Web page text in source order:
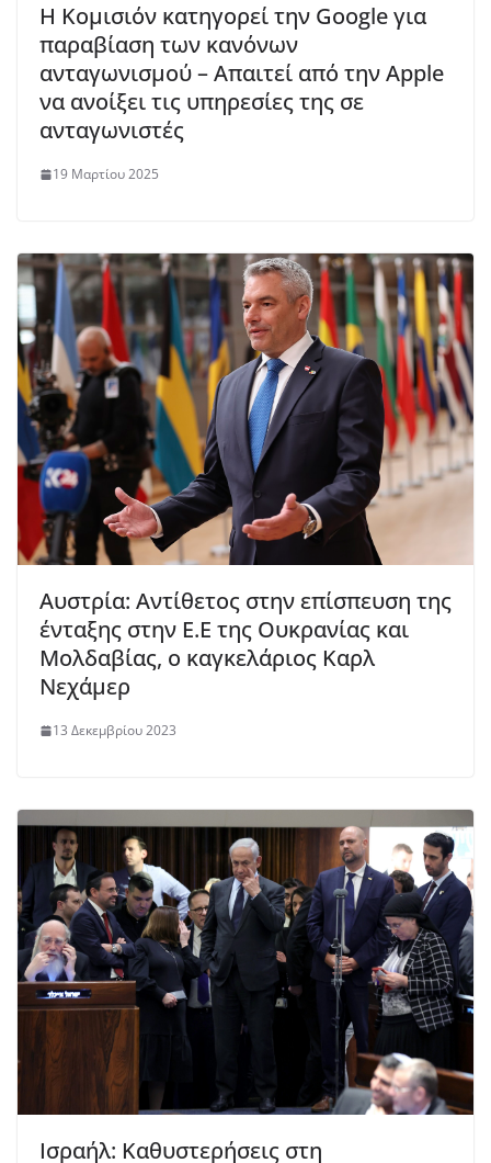
Η Κομισιόν κατηγορεί την Google για
παραβίαση των κανόνων
ανταγωνισμού – Απαιτεί από την Apple
να ανοίξει τις υπηρεσίες της σε
ανταγωνιστές
19 Μαρτίου 2025
Αυστρία: Αντίθετος στην επίσπευση της
ένταξης στην Ε.Ε της Ουκρανίας και
Μολδαβίας, ο καγκελάριος Καρλ
Νεχάμερ
13 Δεκεμβρίου 2023
Ισραήλ: Καθυστερήσεις στη